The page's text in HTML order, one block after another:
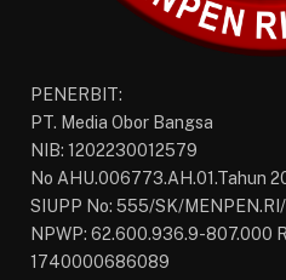
PENERBIT:
PT. Media Obor Bangsa
NIB: 1202230012579
No AHU.006773.AH.01.Tahun
SIUPP No: 555/SK/
NPWP: 62.600.936.9-807.000
1740000686089